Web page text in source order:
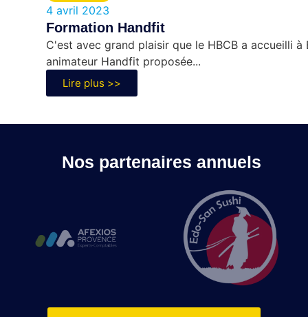
4 avril 2023
Formation Handfit
C'est avec grand plaisir que le HBCB a accueilli
animateur Handfit proposée...
Lire plus >>
Nos partenaires annuels